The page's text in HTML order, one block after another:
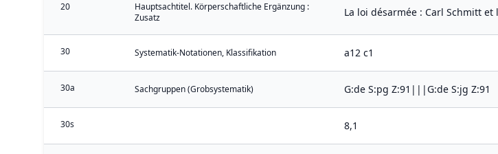
20
Hauptsachtitel. Körperschaftliche Ergänzung :
Zusatz
La loi désarmée : Carl Schmitt
30 Systematik-Notationen, Klassifikation a12 c1
30a Sachgruppen (Grobsystematik) G:de S:pg Z:91|||G:de S:jg Z:91
30s 8,1